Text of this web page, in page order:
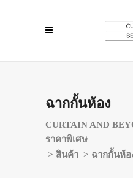
ฉากกั้นห้อง
CURTAIN AND
ราคาพิเศษ
> สินค้า > ฉากกั้นห้อ